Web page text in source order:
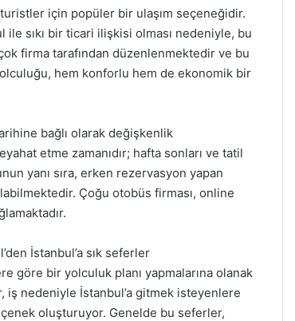
için popüler bir ulaşım seçeneğidir.
ile sıkı bir ticari ilişkisi olması nedeniyle, bu
firma tarafından düzenlenmektedir ve bu
hem konforlu hem de ekonomik bir
bağlı olarak değişkenlik
etme zamanıdır; hafta sonları ve tatil
yanı sıra, erken rezervasyon yapan
Çoğu otobüs firması, online
İstanbul’a sık seferler
göre bir yolculuk planı yapmalarına olanak
iş nedeniyle İstanbul’a gitmek isteyenlere
oluşturuyor. Genelde bu seferler,